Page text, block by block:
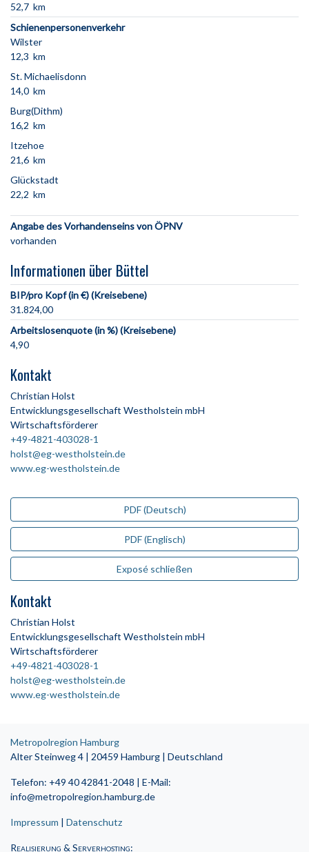
52,7 km
Schienenpersonenverkehr
Wilster
12,3 km
St. Michaelisdonn
14,0 km
Burg(Dithm)
16,2 km
Itzehoe
21,6 km
Glückstadt
22,2 km
Angabe des Vorhandenseins von ÖPNV
vorhanden
Informationen über Büttel
BIP/pro Kopf (in €) (Kreisebene)
31.824,00
Arbeitslosenquote (in %) (Kreisebene)
4,90
Kontakt
Christian Holst
Entwicklungsgesellschaft Westholstein mbH
Wirtschaftsförderer
+49-4821-403028-1
holst@eg-westholstein.de
www.eg-westholstein.de
PDF (Deutsch)
PDF (Englisch)
Exposé schließen
Kontakt
Christian Holst
Entwicklungsgesellschaft Westholstein mbH
Wirtschaftsförderer
+49-4821-403028-1
holst@eg-westholstein.de
www.eg-westholstein.de
Metropolregion Hamburg
Alter Steinweg 4 | 20459 Hamburg | Deutschland
Telefon: +49 40 42841-2048 | E-Mail:
info@metropolregion.hamburg.de
Impressum | Datenschutz
Realisierung & Serverhosting: